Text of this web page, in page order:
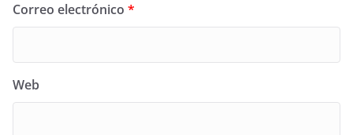
Correo electrónico *
Web